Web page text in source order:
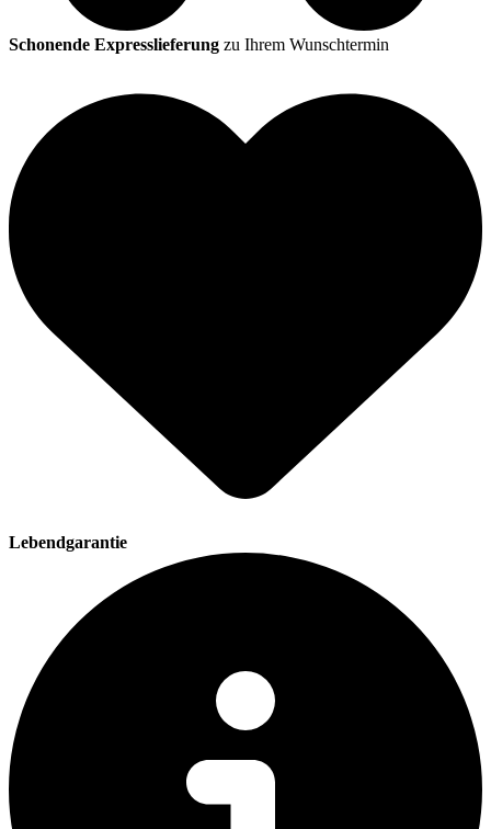
Schonende Expresslieferung zu Ihrem Wunschtermin
Lebendgarantie